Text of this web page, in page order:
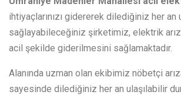
ihtiyaçlarınızı gidererek dilediğiniz her an
sağlayabileceğiniz şirketimiz, elektrik
acil şekilde giderilmesini sağlamaktadır.
Alanında uzman olan ekibimiz nöbetçi
sayesinde dilediğiniz her an ulaşılabilir